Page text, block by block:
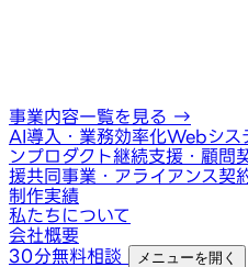
事業内容一覧を見る →
AI導入・業務効率化Webシス
ンプロダクト継続支援・顧問
援共同事業・アライアンス契
制作実績
私たちについて
会社概要
30分無料相談
メニューを開く